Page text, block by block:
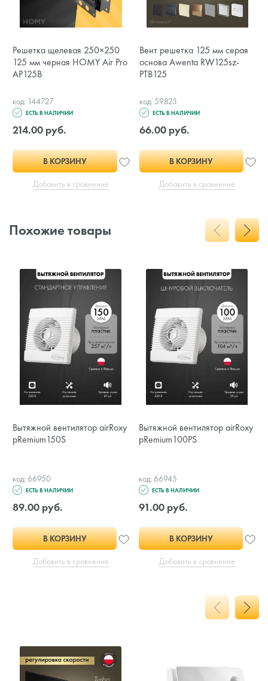
Решетка щелевая 250×250
125 мм черная HOMY Air Pro
AP125B
код: 144727
ЕСТЬ В НАЛИЧИИ
214.00 руб.
В КОРЗИНУ
Добавить в сравнение
Вент решетка 125 мм серая
основа Awenta RW125sz-
PTB125
код: 59823
ЕСТЬ В НАЛИЧИИ
66.00 руб.
В КОРЗИНУ
Добавить в сравнение
Похожие товары
Вытяжной вентилятор airRoxy
pRemium150S
код: 66950
ЕСТЬ В НАЛИЧИИ
89.00 руб.
В КОРЗИНУ
Добавить в сравнение
Вытяжной вентилятор airRoxy
pRemium100PS
код: 66945
ЕСТЬ В НАЛИЧИИ
91.00 руб.
В КОРЗИНУ
Добавить в сравнение